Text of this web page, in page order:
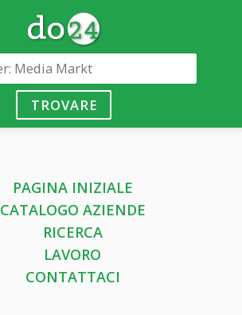
TROVARE
PAGINA INIZIALE
CATALOGO AZIENDE
RICERCA
LAVORO
CONTATTACI